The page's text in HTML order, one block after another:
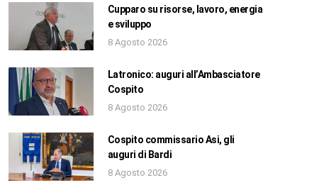
Cupparo su risorse, lavoro, energia
e sviluppo
8 Agosto 2026
Latronico: auguri all’Ambasciatore
Cospito
8 Agosto 2026
Cospito commissario Asi, gli
auguri di Bardi
8 Agosto 2026